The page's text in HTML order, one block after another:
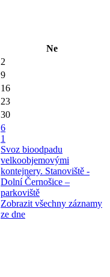
Ne
2
9
16
23
30
6
1
Svoz bioodpadu
velkoobjemovými
kontejnery. Stanoviště -
Dolní Černošice –
parkoviště
Zobrazit všechny záznamy
ze dne